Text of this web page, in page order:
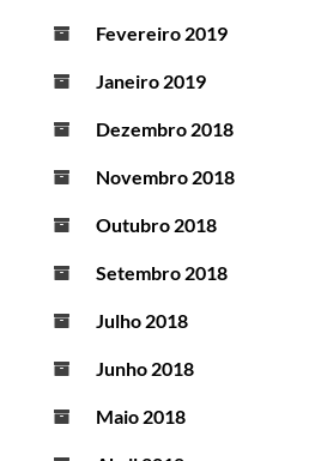
Fevereiro 2019
Janeiro 2019
Dezembro 2018
Novembro 2018
Outubro 2018
Setembro 2018
Julho 2018
Junho 2018
Maio 2018